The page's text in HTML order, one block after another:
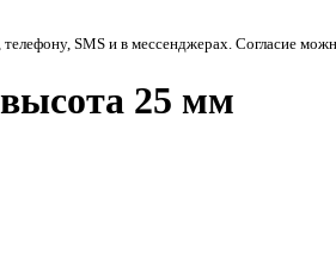
SMS и в мессенджерах. Согласие
25 мм